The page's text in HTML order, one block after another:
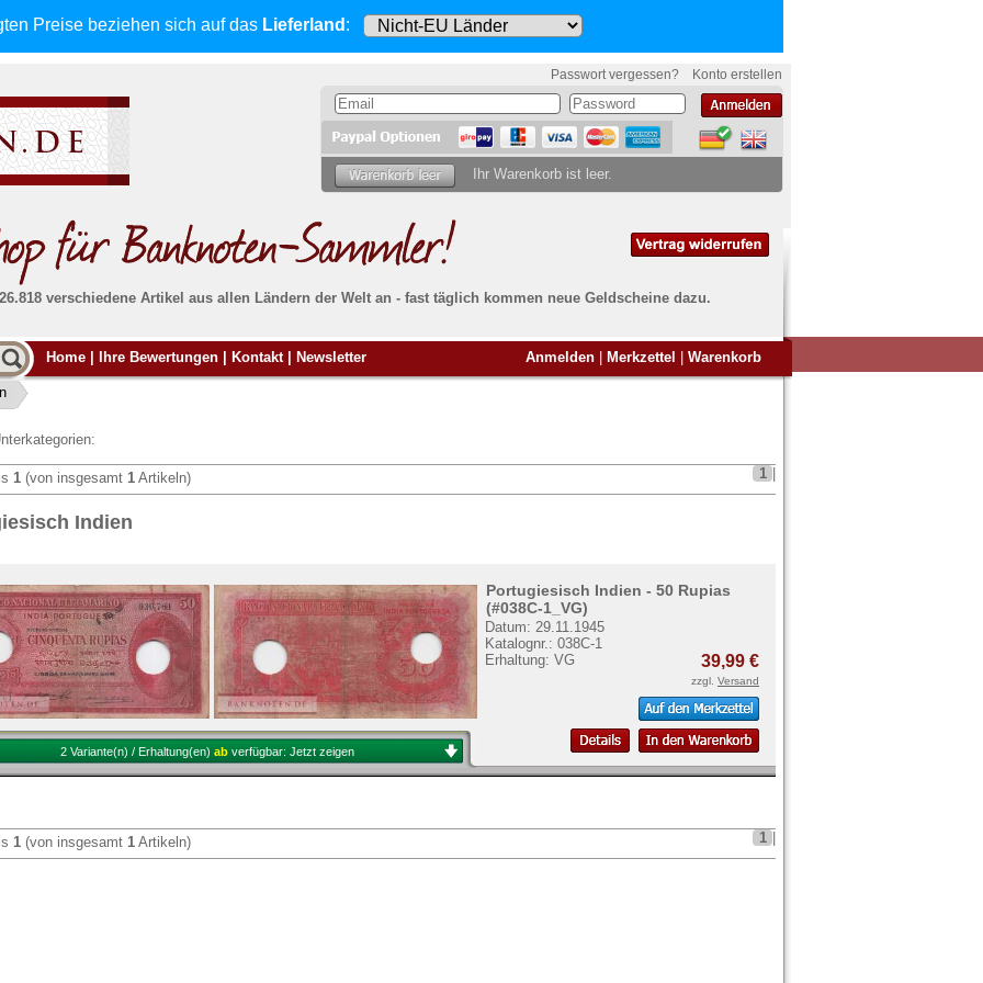
Preise beziehen sich auf das Lieferland :
Passwort vergessen? Konto erstellen
Ihr Warenkorb ist leer.
verschiedene Artikel aus allen Ländern der Welt an - fast täglich kommen neue Geldscheine dazu.
Alle Lieferungen, auch ins Ausland, werden
von uns voll versichert. Sie habenkein Risiko
Absolute Zuverlässigkeit:
Banknoten
Möchten Sie Banknoten
verkaufen?
Siehier.
Home Ihre Bewertungen Kontakt Newsletter Anmelden Merkzettel Warenkorb
1 (von insgesamt 1 Artikeln) 1
Indien
Portugiesisch Indien - 50 Rupias
(#038C-1_VG)
Datum: 29.11.1945
Katalognr.: 038C-1
Erhaltung: VG
39,99 €
zzgl. Versand
2 Variante(n) / Erhaltung(en) ab verfügbar: Jetzt zeigen
1 (von insgesamt 1 Artikeln) 1